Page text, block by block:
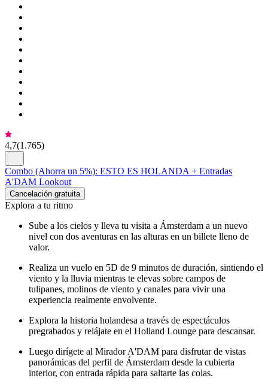
4,7(1.765)
Combo (Ahorra un 5%): ESTO ES HOLANDA + Entradas
A'DAM Lookout
Cancelación gratuita
Explora a tu ritmo
Sube a los cielos y lleva tu visita a Ámsterdam a un nuevo
nivel con dos aventuras en las alturas en un billete lleno de
valor.
Realiza un vuelo en 5D de 9 minutos de duración, sintiendo el
viento y la lluvia mientras te elevas sobre campos de
tulipanes, molinos de viento y canales para vivir una
experiencia realmente envolvente.
Explora la historia holandesa a través de espectáculos
pregrabados y relájate en el Holland Lounge para descansar.
Luego dirígete al Mirador A'DAM para disfrutar de vistas
panorámicas del perfil de Ámsterdam desde la cubierta
interior, con entrada rápida para saltarte las colas.